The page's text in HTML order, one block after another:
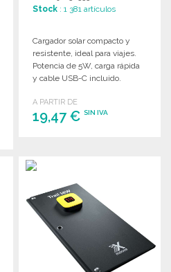
Stock : 1 381 artículos
Cargador solar compacto y
resistente, ideal para viajes.
Potencia de 5W, carga rápida
y cable USB-C incluido.
A PARTIR DE
19,47 €SIN IVA